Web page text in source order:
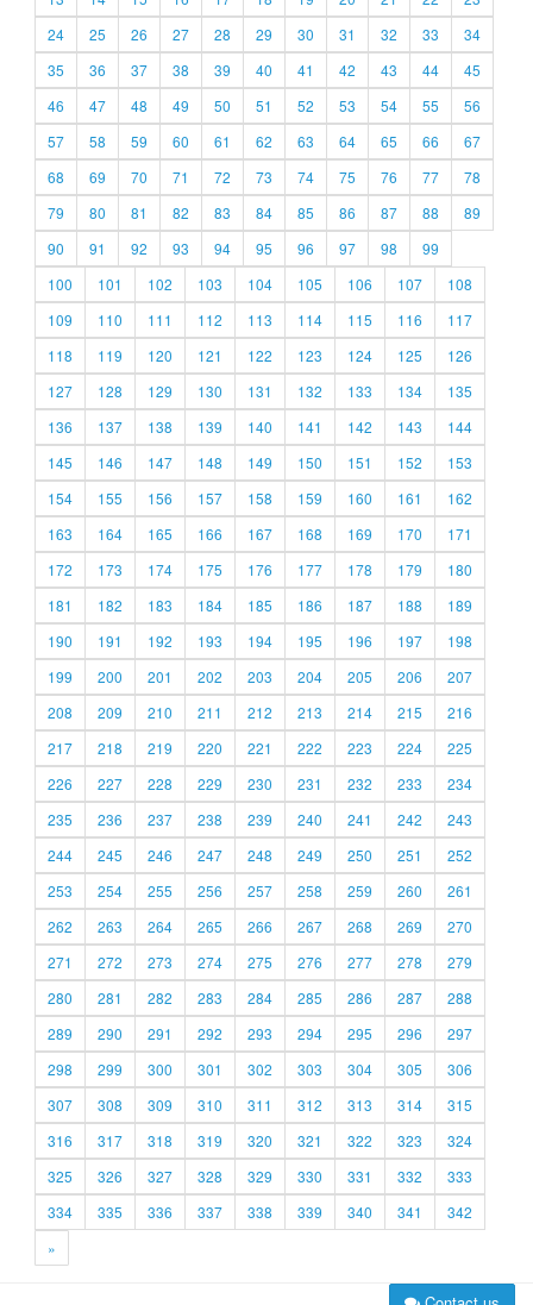
24
25 26 27 28 29 30 31 32 33
34
35
36 37 38 39 40 41 42 43 44
45
46
47 48 49 50 51 52 53 54 55
56
57
58 59 60 61 62 63 64 65 66
67
68
69 70 71 72 73 74 75 76 77
78
79
80 81 82 83 84 85 86 87 88
89
90
91 92 93 94 95 96 97 98
99
100
101 102 103 104 105 106 107
108
109
110 111 112 113 114 115 116
117
118
119 120 121 122 123 124 125
126
127
128 129 130 131 132 133 134
135
136
137 138 139 140 141 142 143
144
145
146 147 148 149 150 151 152
153
154
155 156 157 158 159 160 161
162
163
164 165 166 167 168 169 170
171
172
173 174 175 176 177 178 179
180
181
182 183 184 185 186 187 188
189
190
191 192 193 194 195 196 197
198
199
200 201 202 203 204 205 206
207
208
209 210 211 212 213 214 215
216
217
218 219 220 221 222 223 224
225
226
227 228 229 230 231 232 233
234
235
236 237 238 239 240 241 242
243
244
245 246 247 248 249 250 251
252
253
254 255 256 257 258 259 260
261
262
263 264 265 266 267 268 269
270
271
272 273 274 275 276 277 278
279
280
281 282 283 284 285 286 287
288
289
290 291 292 293 294 295 296
297
298
299 300 301 302 303 304 305
306
307
308 309 310 311 312 313 314
315
316
317 318 319 320 321 322 323
324
325
326 327 328 329 330 331 332
333
334
335 336 337 338 339 340 341
342
»